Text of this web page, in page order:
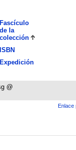
Fascículo
de la
colección
ISBN
Expedición
@
Enlace